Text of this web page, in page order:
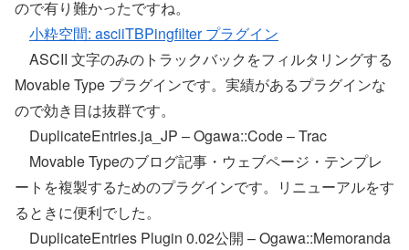
ので有り難かったですね。
小粋空間: asciiTBPingfilter プラグイン
ASCII 文字のみのトラックバックをフィルタリングする
Movable Type プラグインです。実績があるプラグインな
ので効き目は抜群です。
DuplicateEntries.ja_JP – Ogawa::Code – Trac
Movable Typeのブログ記事・ウェブページ・テンプレ
ートを複製するためのプラグインです。リニューアルをす
るときに便利でした。
DuplicateEntries Plugin 0.02公開 – Ogawa::Memoranda